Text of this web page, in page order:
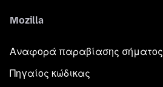
Mozilla
Αναφορά παραβίασης σήματος
Πηγαίος κώδικας